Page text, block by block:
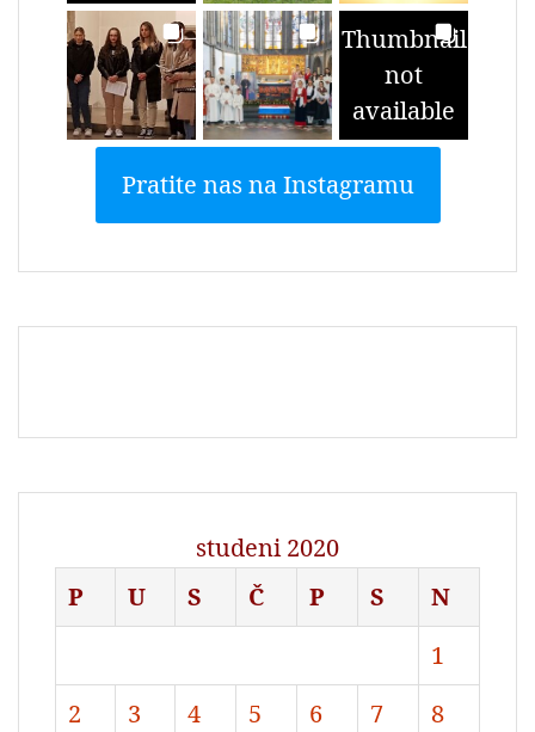
Thumbnail
not
available
Pratite nas na Instagramu
studeni 2020
P
U S Č P S
N
1
2
3 4 5 6 7
8